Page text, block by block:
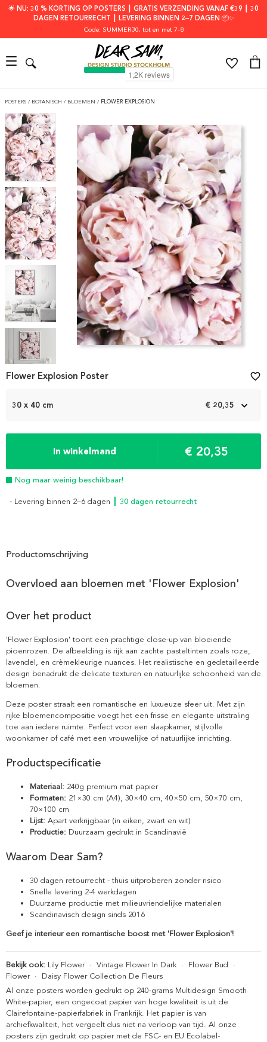
🌟 NU: 30 % KORTING OP POSTERS ┃ GRATIS VERZENDING VANAF €39 ┃ 30
DAGEN RETOURRECHT ┃ LEVERING BINNEN 2–7 DAGEN 📦✨
Code: SUMMER30, tot en met 7-8
POSTERS / BOTANISCH / BLOEMEN / FLOWER EXPLOSION
Item
1
30 x 40 cm € 20,35
In winkelmand € 20,35
Nog maar weinig beschikbaar!
- Levering binnen 2–6 dagen ┃ 30 dagen retourrecht
Flower Explosion Poster favorite_border
Productomschrijving
Overvloed aan bloemen met 'Flower Explosion'
Over het product
'Flower Explosion' toont een prachtige close-up van bloeiende
pioenrozen. De afbeelding is rijk aan zachte pasteltinten zoals roze,
lavendel, en crèmekleurige nuances. Het realistische en gedetailleerde
design benadrukt de delicate texturen en natuurlijke schoonheid van de
bloemen.
Deze poster straalt een romantische en luxueuze sfeer uit. Met zijn
rijke bloemencompositie voegt het een frisse en elegante uitstraling
toe aan iedere ruimte. Perfect voor een slaapkamer, stijlvolle
woonkamer of café met een vrouwelijke of natuurlijke inrichting.
Productspecificatie
Materiaal: 240g premium mat papier
Formaten: 21×30 cm (A4), 30×40 cm, 40×50 cm, 50×70 cm,
70×100 cm
Lijst: Apart verkrijgbaar (in eiken, zwart en wit)
Productie: Duurzaam gedrukt in Scandinavië
Waarom Dear Sam?
30 dagen retourrecht - thuis uitproberen zonder risico
Snelle levering 2-4 werkdagen
Duurzame productie met milieuvriendelijke materialen
Scandinavisch design sinds 2016
Geef je interieur een romantische boost met 'Flower Explosion'!
Bekijk ook: Lily Flower· Vintage Flower In Dark · Flower Bud ·
Flower· Daisy Flower Collection De Fleurs
Al onze posters worden gedrukt op 240-grams Multidesign Smooth
White-papier, een ongecoat papier van hoge kwaliteit is uit de
Clairefontaine-papierfabriek in Frankrijk. Het papier is van
archiefkwaliteit, het vergeelt dus niet na verloop van tijd. Al onze
posters zijn gedrukt op papier met de FSC- en EU Ecolabel-